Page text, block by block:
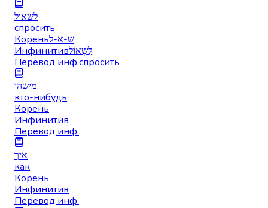
לשאול
спросить
Кореньש-א-ל
Инфинитивלִשְׁאוֹל
Перевод инф.спросить
מישהו
кто-нибудь
Корень
Инфинитив
Перевод инф.
איך
как
Корень
Инфинитив
Перевод инф.